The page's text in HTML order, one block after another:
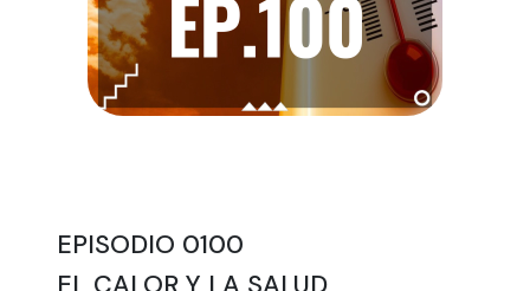
EPISODIO 0100